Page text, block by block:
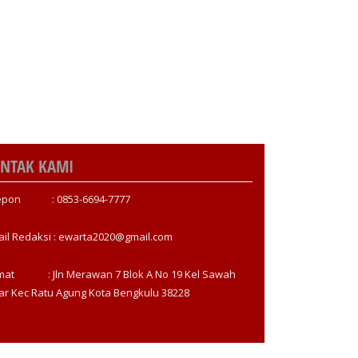
KAMI
: 0853-6694-7777
Redaksi : ewarta2020@gmail.com
: Jln Merawan 7 Blok A No 19 Kel Sawah
Kec Ratu Agung Kota Bengkulu 38228